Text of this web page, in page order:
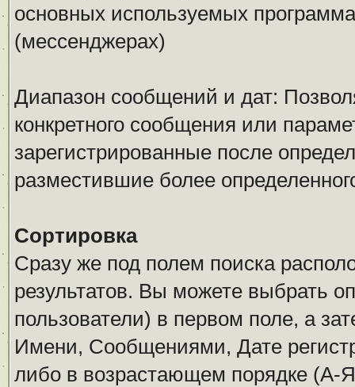
основных используемых
(мессенджерах)
Диапазон сообщений и дат:
конкретного сообщения или
зарегистрированные после
разместившие более
Сортировка
Сразу же под полем поиска
результатов. Вы можете выбрать
пользователи) в первом поле, а
Имени, Сообщениями, Дате
либо в возрастающем порядке